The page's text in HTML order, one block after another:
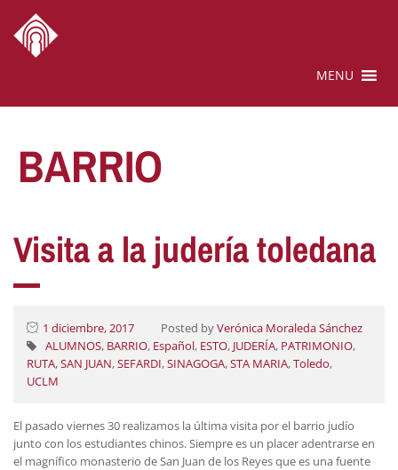
MENU
BARRIO
Visita a la judería toledana
1 diciembre, 2017 Posted byVerónica Moraleda Sánchez
ALUMNOS, BARRIO, Español, ESTO, JUDERÍA, PATRIMONIO,
RUTA,SAN JUAN,SEFARDI,SINAGOGA,STA MARIA,Toledo,
UCLM
El pasado viernes 30 realizamos la última visita por el barrio judío
junto con los estudiantes chinos. Siempre es un placer adentrarse en
el magnífico monasterio de San Juan de los Reyes que es una fuente